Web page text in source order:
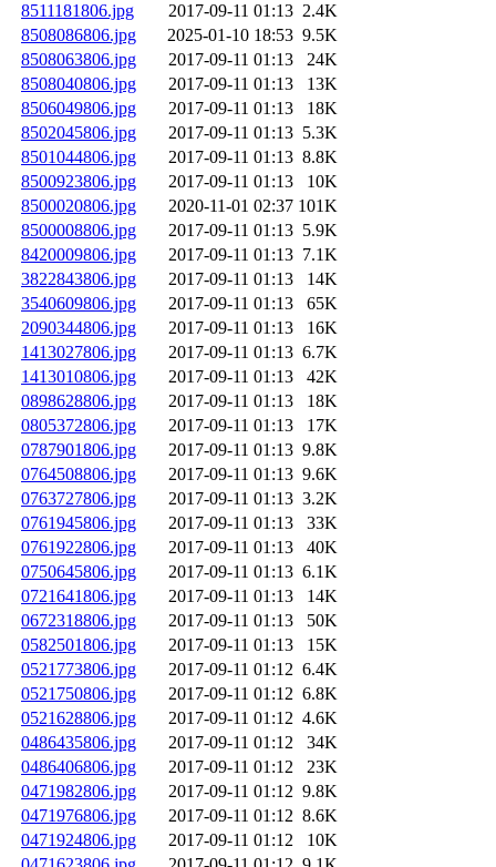
8511181806.jpg
2017-09-11 01:13 2.4K
8508086806.jpg
2025-01-10 18:53 9.5K
8508063806.jpg
2017-09-11 01:13
24K
8508040806.jpg
2017-09-11 01:13
13K
8506049806.jpg
2017-09-11 01:13
18K
8502045806.jpg
2017-09-11 01:13 5.3K
8501044806.jpg
2017-09-11 01:13 8.8K
8500923806.jpg
2017-09-11 01:13
10K
8500020806.jpg
2020-11-01 02:37 101K
8500008806.jpg
2017-09-11 01:13 5.9K
8420009806.jpg
2017-09-11 01:13 7.1K
3822843806.jpg
2017-09-11 01:13
14K
3540609806.jpg
2017-09-11 01:13
65K
2090344806.jpg
2017-09-11 01:13
16K
1413027806.jpg
2017-09-11 01:13 6.7K
1413010806.jpg
2017-09-11 01:13
42K
0898628806.jpg
2017-09-11 01:13
18K
0805372806.jpg
2017-09-11 01:13
17K
0787901806.jpg
2017-09-11 01:13 9.8K
0764508806.jpg
2017-09-11 01:13 9.6K
0763727806.jpg
2017-09-11 01:13 3.2K
0761945806.jpg
2017-09-11 01:13
33K
0761922806.jpg
2017-09-11 01:13
40K
0750645806.jpg
2017-09-11 01:13 6.1K
0721641806.jpg
2017-09-11 01:13
14K
0672318806.jpg
2017-09-11 01:13
50K
0582501806.jpg
2017-09-11 01:13
15K
0521773806.jpg
2017-09-11 01:12 6.4K
0521750806.jpg
2017-09-11 01:12 6.8K
0521628806.jpg
2017-09-11 01:12 4.6K
0486435806.jpg
2017-09-11 01:12
34K
0486406806.jpg
2017-09-11 01:12
23K
0471982806.jpg
2017-09-11 01:12 9.8K
0471976806.jpg
2017-09-11 01:12 8.6K
0471924806.jpg
2017-09-11 01:12
10K